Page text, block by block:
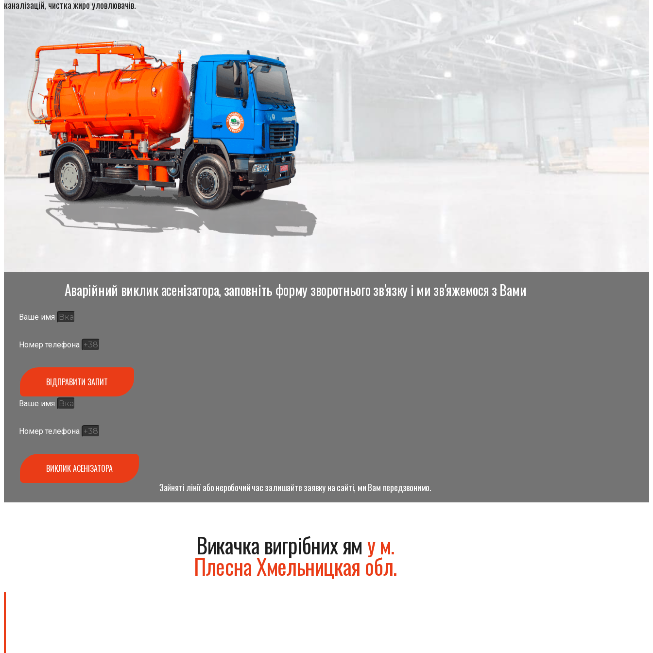
каналізацій, чистка жиро уловлювачів.
Аварійний виклик асенізатора, заповніть форму зворотнього зв'язку і ми зв'яжемося з Вами
Ваше имя
Номер телефона
ВІДПРАВИТИ ЗАПИТ
Ваше имя
Номер телефона
ВИКЛИК АСЕНІЗАТОРА
Зайняті лінії або неробочий час залишайте заявку на сайті, ми Вам передзвонимо.
Викачка вигрібних яму м.
Плесна Хмельницкая обл.